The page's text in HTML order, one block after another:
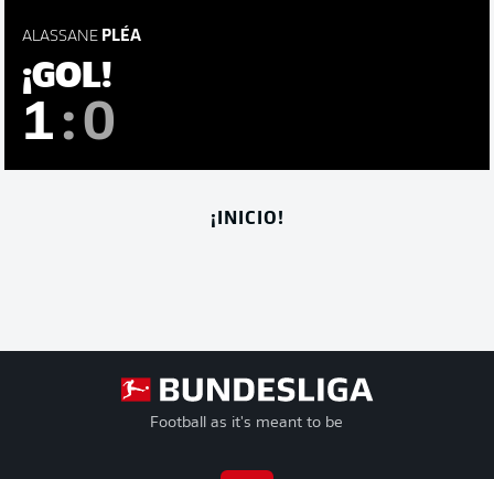
ALASSANE PLÉA
¡GOL!
1:0
¡INICIO!
Football as it's meant to be